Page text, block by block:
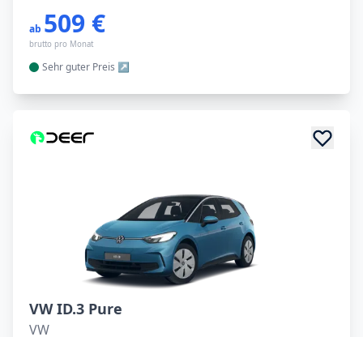
ab 509 €
brutto pro Monat
Sehr guter Preis
VW ID.3 Pure
VW